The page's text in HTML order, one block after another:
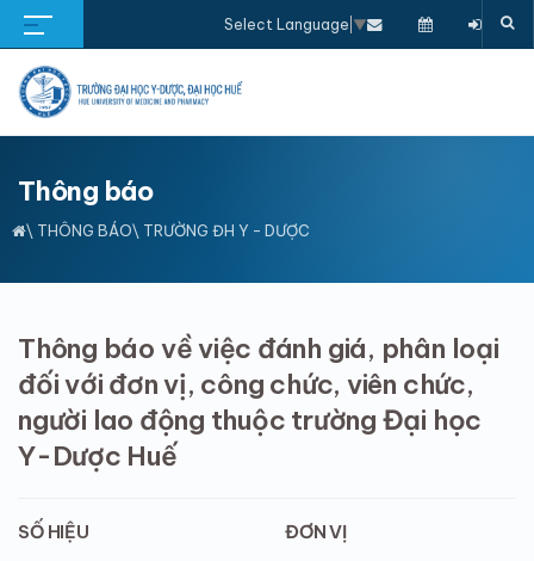
Select Language ▼
Thông báo
\ THÔNG BÁO\ TRƯỜNG ĐH Y - DƯỢC
Thông báo về việc đánh giá, phân loại
đối với đơn vị, công chức, viên chức,
người lao động thuộc trường Đại học
Y-Dược Huế
SỐ HIỆU
ĐƠN VỊ